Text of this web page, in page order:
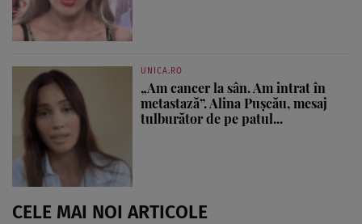
UNICA.RO
„Am cancer la sân. Am intrat în
metastază”. Alina Pușcău, mesaj
tulburător de pe patul...
CELE MAI NOI ARTICOLE